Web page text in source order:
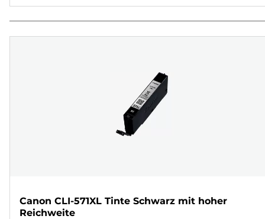
Canon CLI-571XL Tinte Schwarz mit hoher
Reichweite